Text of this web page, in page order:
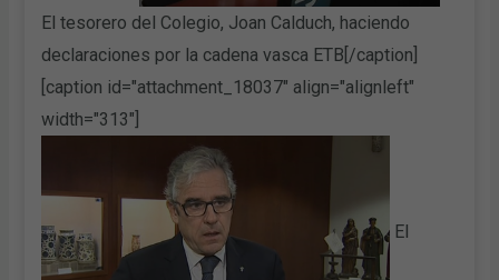
El tesorero del Colegio, Joan Calduch, haciendo
declaraciones por la cadena vasca ETB[/caption]
[caption id="attachment_18037" align="alignleft"
width="313"]
El